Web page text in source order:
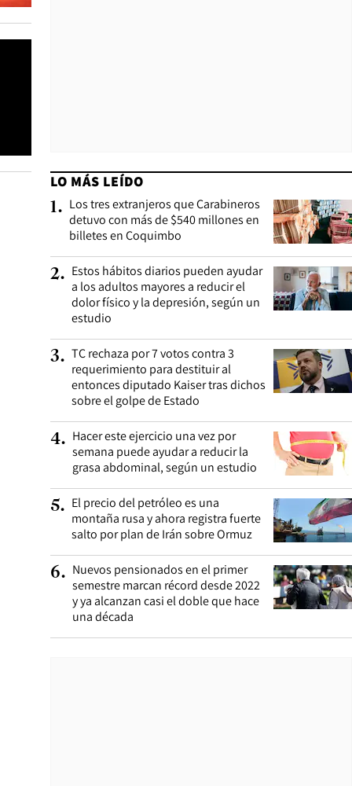
LO MÁS LEÍDO
1. Los tres extranjeros que Carabineros
detuvo con más de $540 millones en
billetes en Coquimbo
2. Estos hábitos diarios pueden ayudar
a los adultos mayores a reducir el
dolor físico y la depresión, según un
estudio
3. TC rechaza por 7 votos contra 3
requerimiento para destituir al
entonces diputado Kaiser tras dichos
sobre el golpe de Estado
4. Hacer este ejercicio una vez por
semana puede ayudar a reducir la
grasa abdominal, según un estudio
5. El precio del petróleo es una
montaña rusa y ahora registra fuerte
salto por plan de Irán sobre Ormuz
6. Nuevos pensionados en el primer
semestre marcan récord desde 2022
y ya alcanzan casi el doble que hace
una década